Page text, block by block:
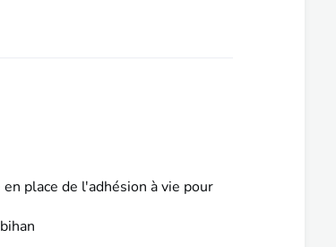
place de l'adhésion à vie pour